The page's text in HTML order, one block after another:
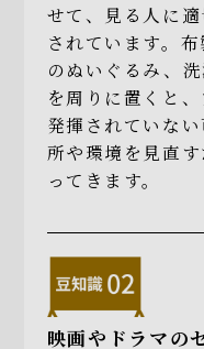
せて、見る人に
されています。
のぬいぐるみ、
を周りに置くと
発揮されていな
所や環境を見直
ってきます。
映画やドラマの